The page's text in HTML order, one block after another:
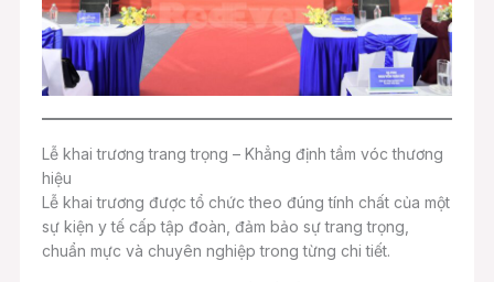
Lễ khai trương trang trọng – Khẳng định tầm vóc thương
hiệu
Lễ khai trương được tổ chức theo đúng tính chất của một
sự kiện y tế cấp tập đoàn, đảm bảo sự trang trọng,
chuẩn mực và chuyên nghiệp trong từng chi tiết.